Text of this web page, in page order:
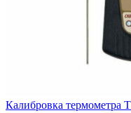
Калибровка термометра